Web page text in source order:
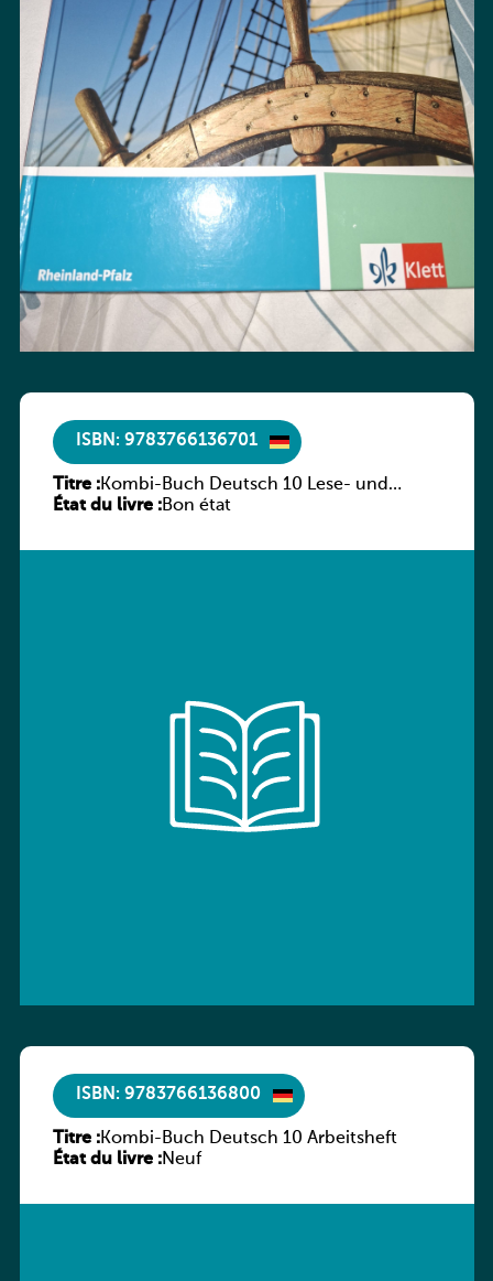
ISBN: 9783766136701
Titre :Kombi-Buch Deutsch 10 Lese- und
Sprachbuch
État du livre :Bon état
ISBN: 9783766136800
Titre :Kombi-Buch Deutsch 10 Arbeitsheft
État du livre :Neuf